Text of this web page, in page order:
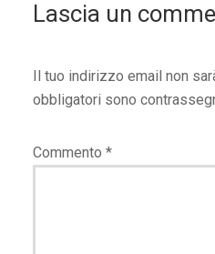
Lascia un
Il tuo indirizzo email non
obbligatori sono
Commento *